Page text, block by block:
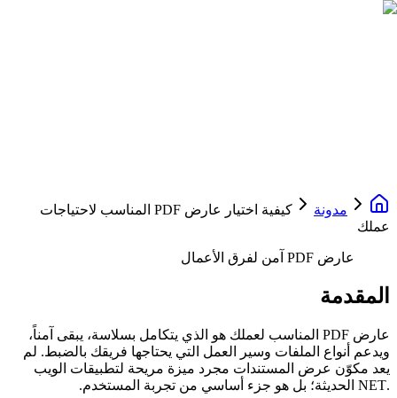
مدونة
كيفية اختيار عارض PDF المناسب لاحتياجات
عملك
عارض PDF آمن لفرق الأعمال
المقدمة
عارض PDF المناسب لعملك هو الذي يتكامل بسلاسة، يبقى آمناً،
ويدعم أنواع الملفات وسير العمل التي يحتاجها فريقك بالضبط. لم
يعد مكوّن عرض المستندات مجرد ميزة مريحة لتطبيقات الويب
.NET الحديثة؛ بل هو جزء أساسي من تجربة المستخدم.